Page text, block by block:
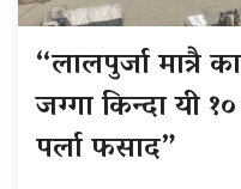
“लालपुर्जा मात्रै
जग्गा किन्दा यी
पर्ला फसाद”